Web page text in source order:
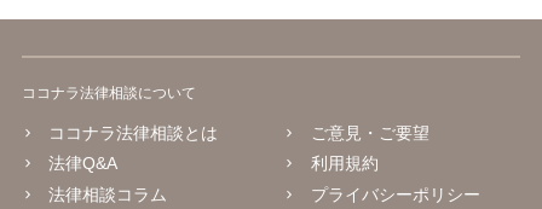
ココナラ法律相談について
ココナラ法律相談とは
法律Q&A
法律相談コラム
ご意見・ご要望
利用規約
プライバシーポリシー